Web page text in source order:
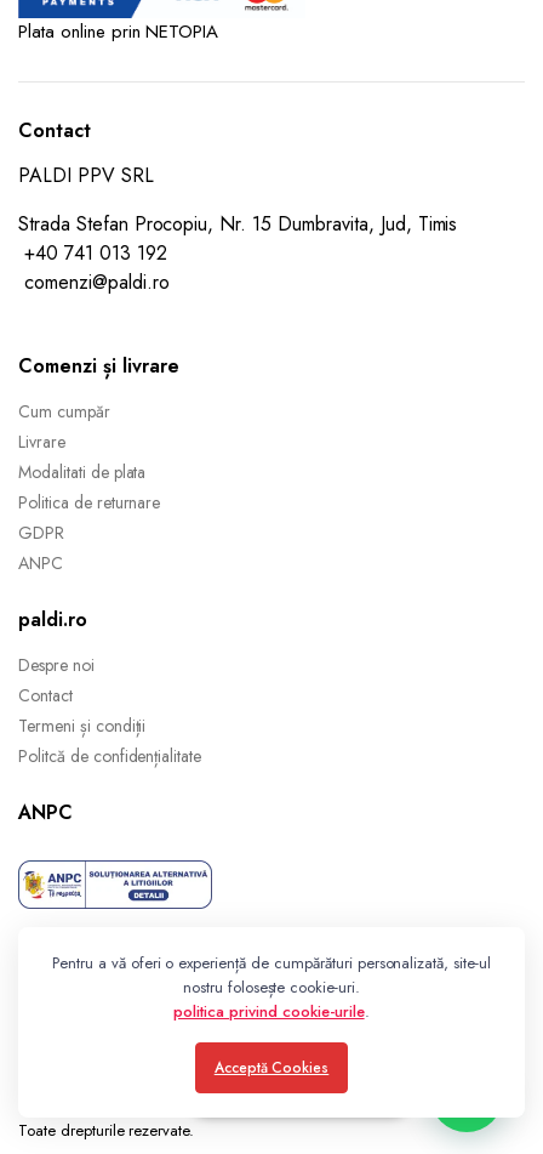
Plata online prin NETOPIA
Contact
PALDI PPV SRL
Strada Stefan Procopiu, Nr. 15 Dumbravita, Jud, Timis
+40 741 013 192
comenzi@paldi.ro
Comenzi și livrare
Cum cumpăr
Livrare
Modalitati de plata
Politica de returnare
GDPR
ANPC
paldi.ro
Despre noi
Contact
Termeni și condiții
Politcă de confidențialitate
ANPC
Toate drepturile rezervate.
Pentru a vă oferi o experiență de cumpărături personalizată, site-ul
nostru folosește cookie-uri.
politica privind cookie-urile.
Acceptă Cookies
Consultanță gratuită